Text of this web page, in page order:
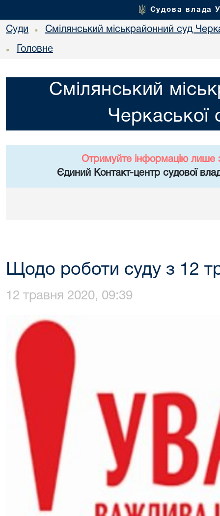
Судова влада
Суди • Смілянський міськрайонний суд
• Головне
Смілянський
Черкаської
Отримуйте інформацію лише
Єдиний Контакт-центр судової
Щодо роботи суду з 12
12 травня 2020, 09:39